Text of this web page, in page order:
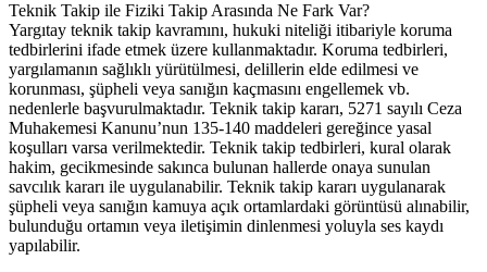
Teknik Takip ile Fiziki Takip Arasında Ne Fark Var?
Yargıtay teknik takip kavramını, hukuki niteliği itibariyle koruma
tedbirlerini ifade etmek üzere kullanmaktadır. Koruma tedbirleri,
yargılamanın sağlıklı yürütülmesi, delillerin elde edilmesi ve
korunması, şüpheli veya sanığın kaçmasını engellemek vb.
nedenlerle başvurulmaktadır. Teknik takip kararı, 5271 sayılı Ceza
Muhakemesi Kanunu’nun 135-140 maddeleri gereğince yasal
koşulları varsa verilmektedir. Teknik takip tedbirleri, kural olarak
hakim, gecikmesinde sakınca bulunan hallerde onaya sunulan
savcılık kararı ile uygulanabilir. Teknik takip kararı uygulanarak
şüpheli veya sanığın kamuya açık ortamlardaki görüntüsü alınabilir,
bulunduğu ortamın veya iletişimin dinlenmesi yoluyla ses kaydı
yapılabilir.